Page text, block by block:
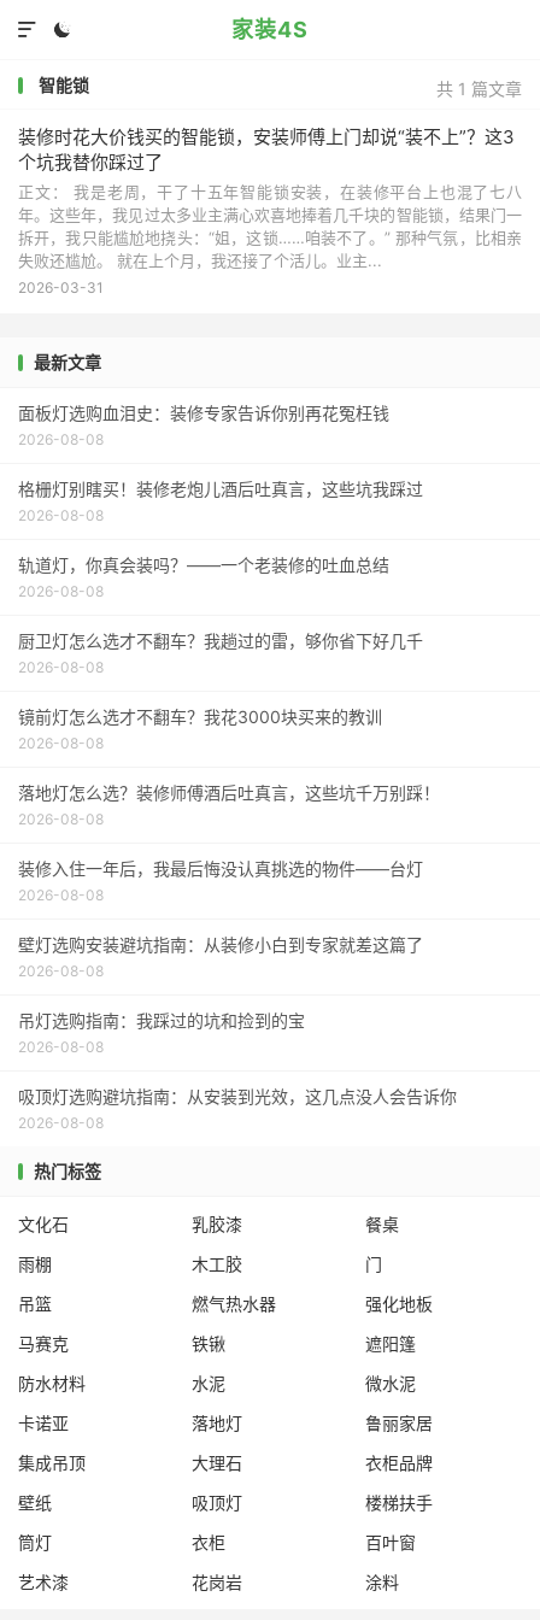
家装4S


共 1 篇文章
智能锁
装修时花大价钱买的智能锁，安装师傅上门却说“装不上”？这3
个坑我替你踩过了
正文： 我是老周，干了十五年智能锁安装，在装修平台上也混了七八
年。这些年，我见过太多业主满心欢喜地捧着几千块的智能锁，结果门一
拆开，我只能尴尬地挠头：“姐，这锁……咱装不了。” 那种气氛，比相亲
失败还尴尬。 就在上个月，我还接了个活儿。业主...
2026-03-31
最新文章
面板灯选购血泪史：装修专家告诉你别再花冤枉钱
2026-08-08
格栅灯别瞎买！装修老炮儿酒后吐真言，这些坑我踩过
2026-08-08
轨道灯，你真会装吗？——一个老装修的吐血总结
2026-08-08
厨卫灯怎么选才不翻车？我趟过的雷，够你省下好几千
2026-08-08
镜前灯怎么选才不翻车？我花3000块买来的教训
2026-08-08
落地灯怎么选？装修师傅酒后吐真言，这些坑千万别踩！
2026-08-08
装修入住一年后，我最后悔没认真挑选的物件——台灯
2026-08-08
壁灯选购安装避坑指南：从装修小白到专家就差这篇了
2026-08-08
吊灯选购指南：我踩过的坑和捡到的宝
2026-08-08
吸顶灯选购避坑指南：从安装到光效，这几点没人会告诉你
2026-08-08
热门标签
文化石 乳胶漆
餐桌
雨棚
木工胶
门
吊篮
燃气热水器
强化地板
马赛克
铁锹
遮阳篷
防水材料
水泥
微水泥
卡诺亚
落地灯
鲁丽家居
集成吊顶
大理石
衣柜品牌
壁纸
吸顶灯
楼梯扶手
筒灯
衣柜
百叶窗
艺术漆
花岗岩 涂料